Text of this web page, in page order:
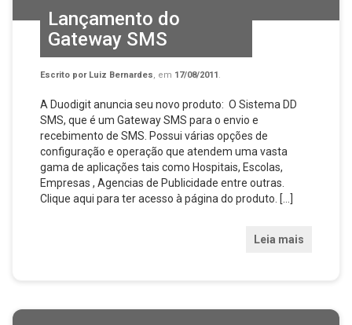
Lançamento do
Gateway SMS
Escrito por Luiz Bernardes, em 17/08/2011 .
A Duodigit anuncia seu novo produto: O Sistema DD
SMS, que é um Gateway SMS para o envio e
recebimento de SMS. Possui várias opções de
configuração e operação que atendem uma vasta
gama de aplicações tais como Hospitais, Escolas,
Empresas , Agencias de Publicidade entre outras.
Clique aqui para ter acesso à página do produto. […]
Leia mais